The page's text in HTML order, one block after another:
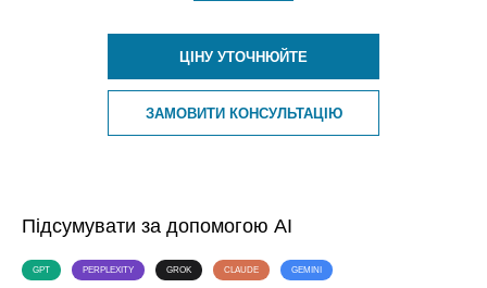
ЦІНУ УТОЧНЮЙТЕ
ЗАМОВИТИ КОНСУЛЬТАЦІЮ
Підсумувати за допомогою AI
GPT PERPLEXITY GROK CLAUDE GEMINI